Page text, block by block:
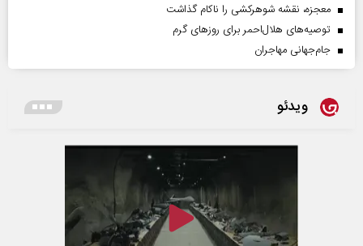
معجزه، نقشه شوهرکشی را ناکام گذاشت
توصیه‌های هلال‌احمر برای روز‌های گرم
جام‌جهانی مهاجران
ویدئو